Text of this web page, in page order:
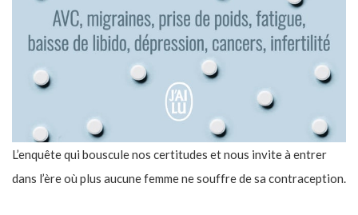
L’enquête qui bouscule nos certitudes et nous invite à entrer
dans l’ère où plus aucune femme ne souffre de sa contraception.